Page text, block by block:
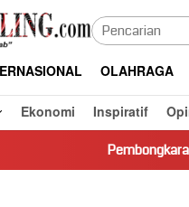
OLAHRAGA
Ekonomi Inspiratif
Pembongkaran Paksa Rumah